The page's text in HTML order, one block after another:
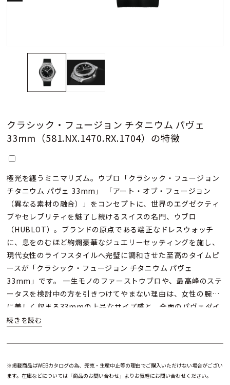
クラシック・フュージョン チタニウム パヴェ
33mm（581.NX.1470.RX.1704）の特徴
極光を纏うミニマリズム。ウブロ「クラシック・フュージョン
チタニウム パヴェ 33mm」 「アート・オブ・フュージョン
（異なる素材の融合）」をコンセプトに、世界のエグゼクティ
ブやセレブリティを魅了し続けるスイスの名門、ウブロ
（HUBLOT）。ブランドの原点である端正なドレスウォッチ
に、息をのむほど絢爛豪華なジュエリーセッティングを施し、
現代女性のライフスタイルへ完璧に調和させた至高のタイムピ
ースが「クラシック・フュージョン チタニウム パヴェ
33mm」です。 一生モノのファーストウブロや、最高峰のステ
ータスを検討中の方を引きつけてやまない理由は、女性の腕元
に美しく収まる33mmの上品なサイズ感と、全面のパヴェダイ
ヤモンドが織りなす比類なきカリスマ性にあります。ベースと
で、熟練の職人により数百石もの贅沢なダイヤモンドを総敷き
ストにより、光を浴びるたびに奇跡のような閃光を放ちます。
※掲載商品はWEBカタログの為、完売・生産中止等の理由でご購入いただけない場合がござい
ます。在庫などについては「商品のお問い合わせ」よりお気軽にお問い合わせください。